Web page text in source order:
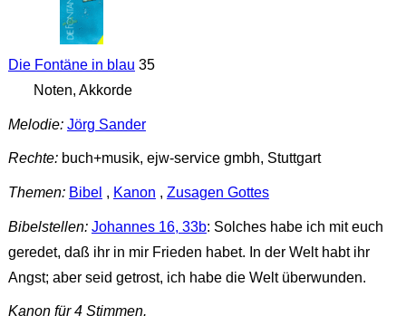
Die Fontäne in blau 35
Noten, Akkorde
Melodie: Jörg Sander
Rechte:buch+musik, ejw-service gmbh, Stuttgart
Themen: Bibel , Kanon , Zusagen Gottes
Bibelstellen: Johannes 16, 33b: Solches habe ich mit euch
geredet, daß ihr in mir Frieden habet. In der Welt habt ihr
Angst; aber seid getrost, ich habe die Welt überwunden.
Kanon für 4 Stimmen.